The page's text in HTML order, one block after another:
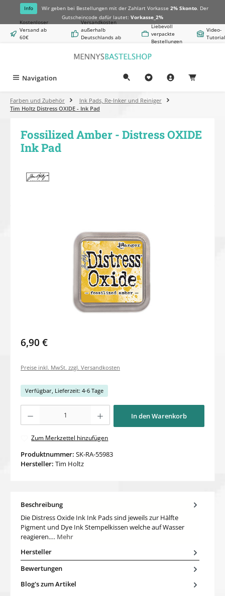
springen
Info Wir geben bei Bestellungen mit der Zahlart Vorkasse 2% Skonto. Der
Gutscheincode dafür lautet: Vorkasse_2%
Kostenloser
Versand ab
60€
Versandkosten
außerhalb
Deutschlands ab
Liebevoll
verpackte
Bestellungen
Video-
Navigation
Farben und Zubehör
Ink Pads, Re-Inker und Reiniger
Tim Holtz Distress OXIDE - Ink Pad
Fossilized Amber - Distress OXIDE
Ink Pad
6,90 €
Preise inkl. MwSt. zzgl. Versandkosten
Verfügbar, Lieferzeit: 4-6 Tage
In den Warenkorb
Zum Merkzettel hinzufügen
Produktnummer: SK-RA-55983
Hersteller: Tim Holtz
Beschreibung
Die Distress Oxide Ink Ink Pads sind jeweils zur Hälfte
Pigment und Dye Ink Stempelkissen welche auf Wasser
reagieren.… Mehr
Hersteller
Bewertungen
Blog's zum Artikel